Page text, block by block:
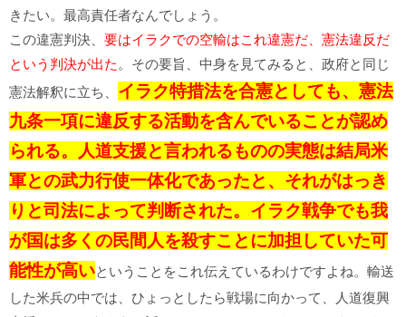
きたい。最高責任者なんでしょう。
この違憲判決、 要はイラクでの空輸はこれ違憲だ、憲法違反だ
という判決が出た。その要旨、中身を見てみると、政府と同じ
憲法解釈に立ち、 イラク特措法を合憲としても、憲法
九条一項に違反する活動を含んでいることが認め
られる。人道支援と言われるものの実態は結局米
軍との武力行使一体化であったと、それがはっき
りと司法によって判断された。イラク戦争でも我
が国は多くの民間人を殺すことに加担していた可
能性が高いということをこれ伝えているわけですよね。輸送
した米兵の中では、ひょっとしたら戦場に向かって、人道復興